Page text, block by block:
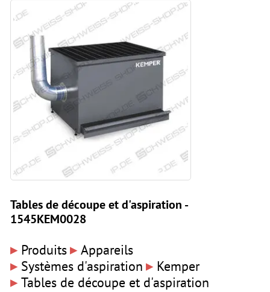
Tables de découpe et d'aspiration -
1545KEM0028
▸ Produits▸ Appareils
▸ Systèmes d'aspiration ▸ Kemper
▸ Tables de découpe et d'aspiration